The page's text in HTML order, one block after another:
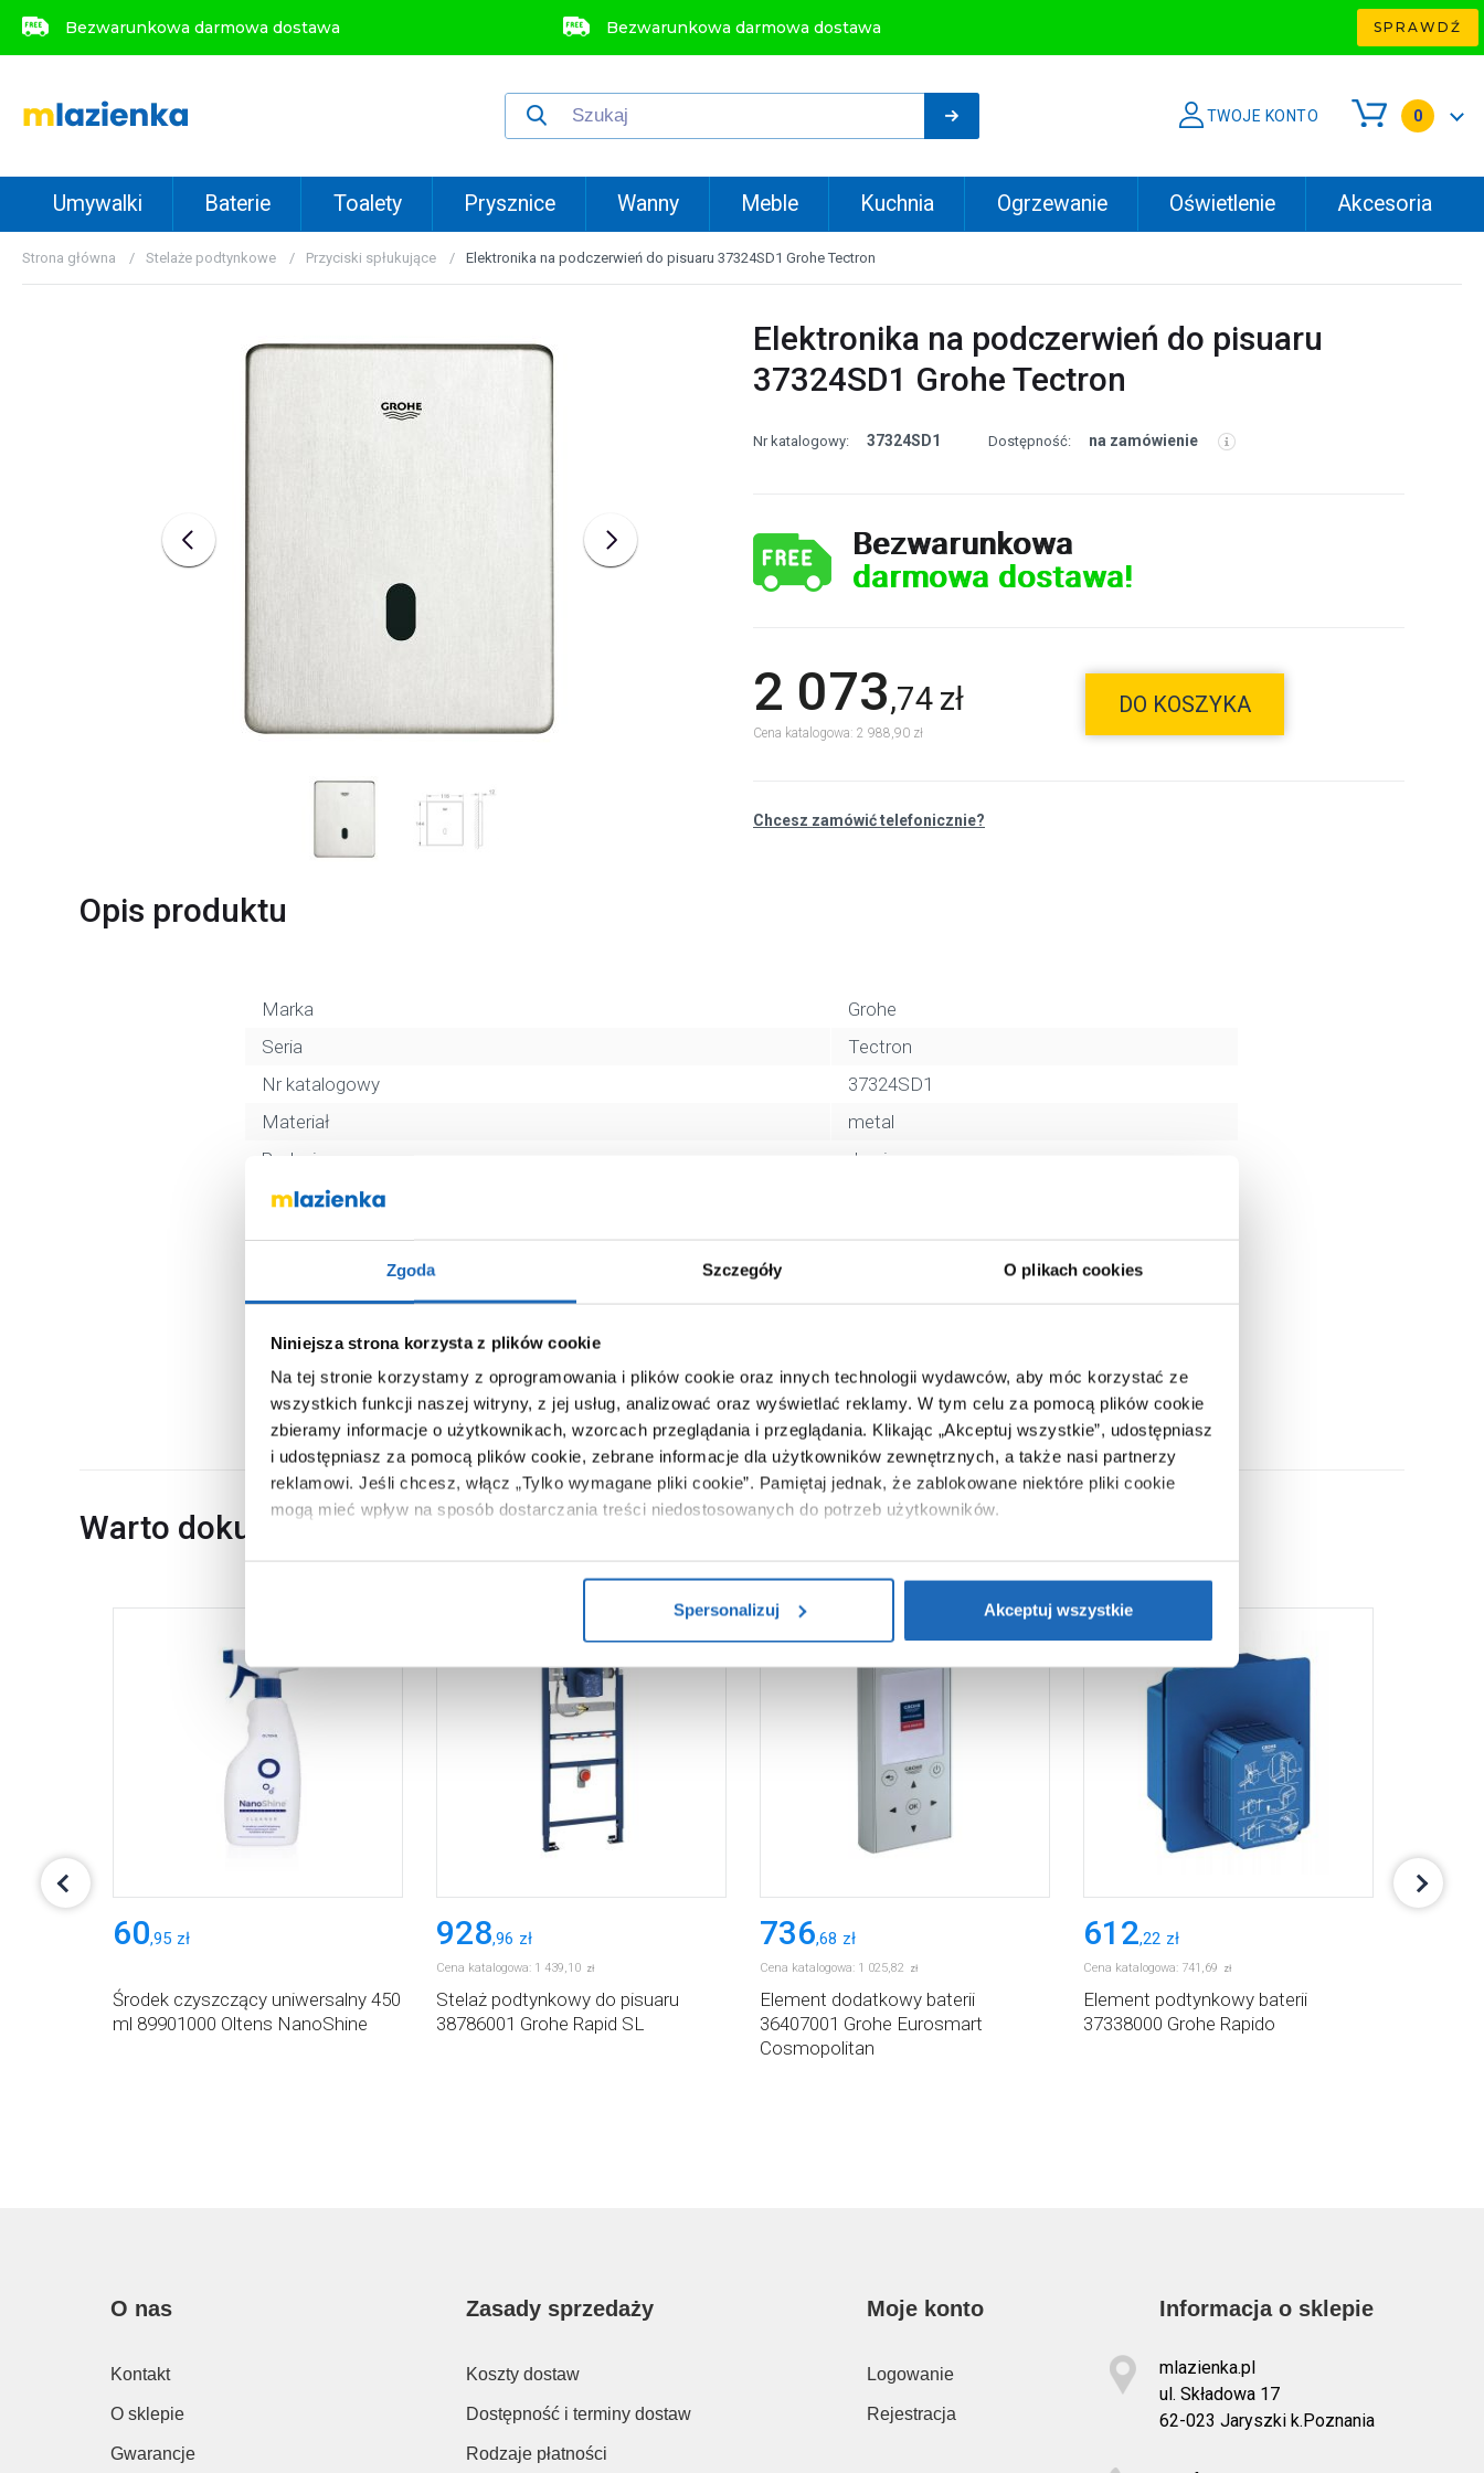
Zgoda Szczegóły O plikach cookies
Niniejsza strona korzysta z plików cookie
Na tej stronie korzystamy z oprogramowania i plików cookie oraz innych technologii wydawców, aby móc korzystać ze
wszystkich funkcji naszej witryny, z jej usług, analizować oraz wyświetlać reklamy. W tym celu za pomocą plików cookie
zbieramy informacje o użytkownikach, wzorcach przeglądania i przeglądania. Klikając „Akceptuj wszystkie”, udostępniasz
i udostępniasz za pomocą plików cookie, zebrane informacje dla użytkowników zewnętrznych, a także nasi partnerzy
reklamowi. Jeśli chcesz, włącz „Tylko wymagane pliki cookie”. Pamiętaj jednak, że zablokowane niektóre pliki cookie
mogą mieć wpływ na sposób dostarczania treści niedostosowanych do potrzeb użytkowników.
Aby uzyskać więcej informacji na temat plików plików cookie, kliknij „Ustawienia plików cookie”.Jeśli chcesz uzyskać
Spersonalizuj
Akceptuj wszystkie
Bezwarunkowa darmowa dostawa Bezwarunkowa darmowa dostawa SPRAWDŹ
TWOJE KONTO 0
Umywalki Baterie Toalety Prysznice Wanny Meble Kuchnia Ogrzewanie Oświetlenie Akcesoria
Strona główna Stelaże podtynkowe Przyciski spłukujące Elektronika na podczerwień do pisuaru 37324SD1 Grohe Tectron
Elektronika na podczerwień do pisuaru
37324SD1 Grohe Tectron
Nr katalogowy: 37324SD1 Dostępność: na zamówienie
Bezwarunkowa
darmowa dostawa!
2 073,74 zł
Cena katalogowa: 2 988,90 zł
DO KOSZYKA
Chcesz zamówić telefonicznie?
Opis produktu
Marka
Grohe
Seria
Tectron
Nr katalogowy
37324SD1
Materiał
metal
Rodzaj
do pisuaru
Kolor
Szczegóły koloru Grohe
SuperSteel
Wymiary z opakowaniem
18 x 6 x 25 cm
Waga z opakowaniem
Dane producenta
Zobacz
Warto dokupić
60,95 zł
Środek czyszczący uniwersalny 450
ml 89901000 Oltens NanoShine
928,96 zł
Cena katalogowa: 1 439,10 zł
Stelaż podtynkowy do pisuaru
38786001 Grohe Rapid SL
736,68 zł
Cena katalogowa: 1 025,82 zł
Element dodatkowy baterii
36407001 Grohe Eurosmart
Cosmopolitan
612,22 zł
Cena katalogowa: 741 ,69 zł
Element podtynkowy baterii
37338000 Grohe Rapido
O nas
Kontakt
O sklepie
Gwarancje
Zasady sprzedaży
Koszty dostaw
Dostępność i terminy dostaw
Rodzaje płatności
Moje konto
Logowanie
Rejestracja
Informacja o sklepie
mlazienka.pl
ul. Składowa 17
62-023 Jaryszki k.Poznania